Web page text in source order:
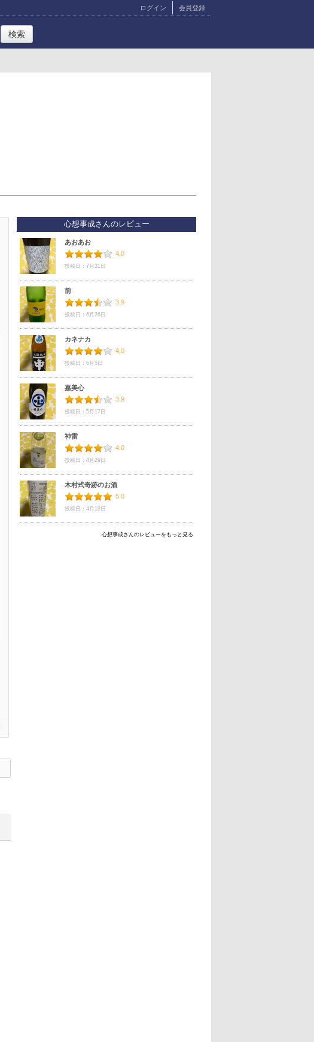
ログイン 会員登録
心想事成さんのレビュー
あおあお
4.0
投稿日：7月31日
前
3.9
投稿日：6月26日
カネナカ
4.0
投稿日：6月5日
嘉美心
3.9
投稿日：5月17日
神雷
4.0
投稿日：4月29日
木村式奇跡のお酒
5.0
投稿日：4月19日
心想事成さんのレビューをもっと見る